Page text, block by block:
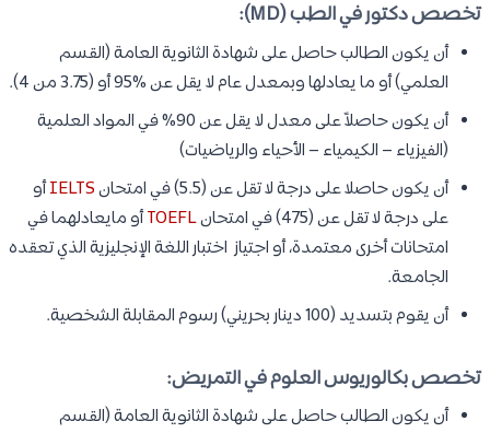
تخصص دكتور في الطب (MD):
أن يكون الطالب حاصل على شهادة الثانوية العامة (القسم
العلمي) أو ما يعادلها وبمعدل عام لا يقل عن %95 أو (3.75 من 4).​
أن يكون حاصلاً على معدل لا يقل عن 90% في المواد العلمية
(الفيزياء – الكيمياء – الأحياء والرياضيات)
أن يكون حاصلا على درجة لا تقل عن (5.5) في امتحان
IELTSأو
على درجة لا تقل عن (475) في امتحان
TOEFLأو مايعادلهما في
امتحانات أخرى معتمدة، أو اجتياز اختبار اللغة الإنجليزية الذي تعقده
الجامعة.
أن يقوم بتسديد (100 دينار بحريني) رسوم المقابلة الشخصية.​
تخصص بكالوريوس العلوم في التمريض:
أن يكون الطالب حاصل على شهادة الثانوية العامة (القسم